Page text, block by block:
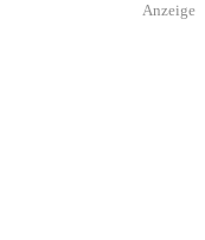
Anzeige